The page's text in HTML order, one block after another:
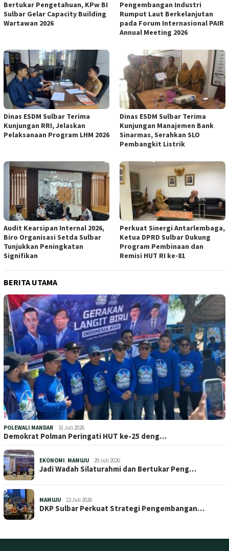
Bertukar Pengetahuan, KPw BI
Sulbar Gelar Capacity Building
Wartawan 2026
Pengembangan Industri
Rumput Laut Berkelanjutan
pada Forum Internasional PAIR
Annual Meeting 2026
Dinas ESDM Sulbar Terima
Kunjungan RRI, Jelaskan
Pelaksanaan Program LHM 2026
Dinas ESDM Sulbar Terima
Kunjungan Manajemen Bank
Sinarmas, Serahkan SLO
Pembangkit Listrik
Audit Kearsipan Internal 2026,
Biro Organisasi Setda Sulbar
Tunjukkan Peningkatan
Signifikan
Perkuat Sinergi Antarlembaga,
Ketua DPRD Sulbar Dukung
Program Pembinaan dan
Remisi HUT RI ke-81
BERITA UTAMA
POLEWALI MANDAR 31 Juli 2026
Demokrat Polman Peringati HUT ke-25 deng…
EKONOMI, MAMUJU 29 Juli 2026
Jadi Wadah Silaturahmi dan Bertukar Peng…
MAMUJU 22 Juli 2026
DKP Sulbar Perkuat Strategi Pengembangan…